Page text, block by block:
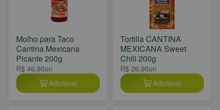
Molho para Taco
Cantina Mexicana
Picante 200g
R$ 46,90un
Adicionar
Tortilla CANTINA
MEXICANA Sweet
Chili 200g
R$ 26,90un
Adicionar